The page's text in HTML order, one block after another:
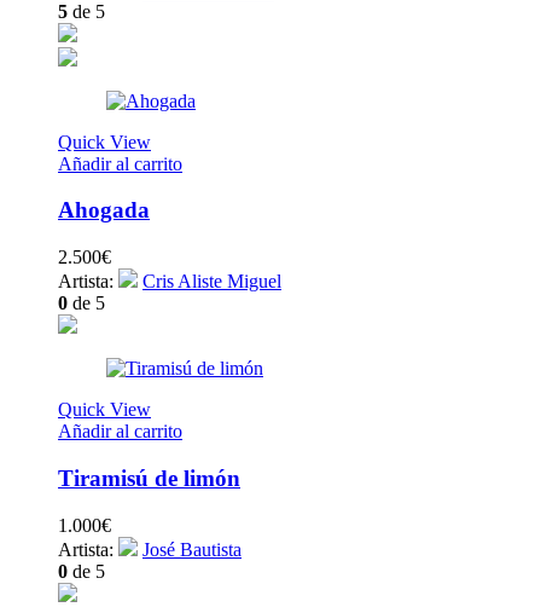
5 de 5
Quick View
Añadir al carrito
Ahogada
2.500€
Artista:
Cris Aliste Miguel
0 de 5
Quick View
Añadir al carrito
Tiramisú de limón
1.000€
Artista:
José Bautista
0 de 5